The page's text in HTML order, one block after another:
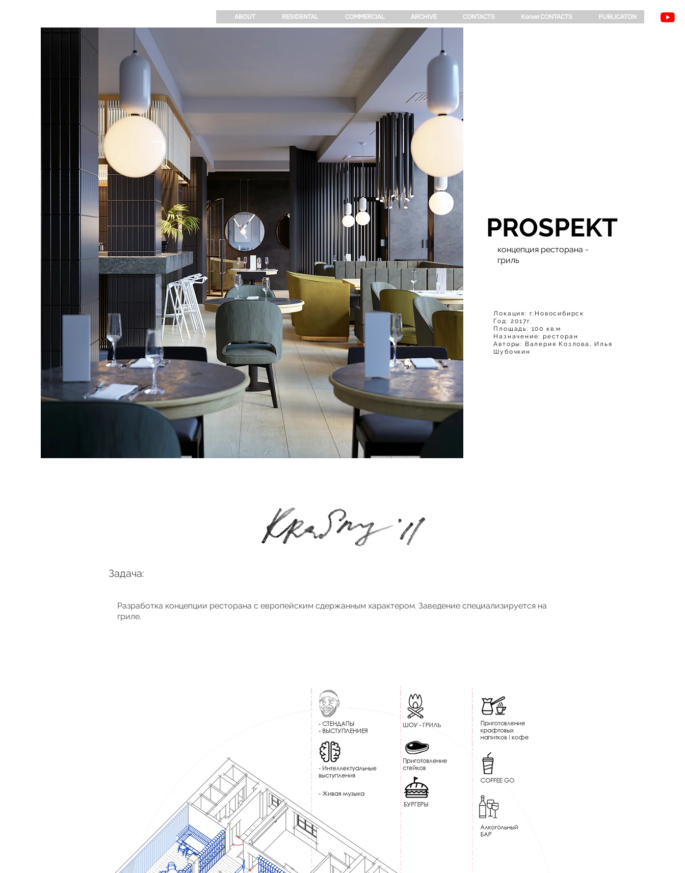
ABOUT RESIDENTAL COMMERCIAL ARCHIVE CONTACTS Копия CONTACTS PUBLICATON
PROSPEKT
концепция ресторана -
гриль
Локация: г.Новосибирск
Год: 2017г.
Площадь: 100 кв.м
Назначение: ресторан
Авторы: Валерия Козлова, Илья
Шубочкин
Задача:
Разработка концепции ресторана с европейским сдержанным характером. Заведение специализируется на
гриле.